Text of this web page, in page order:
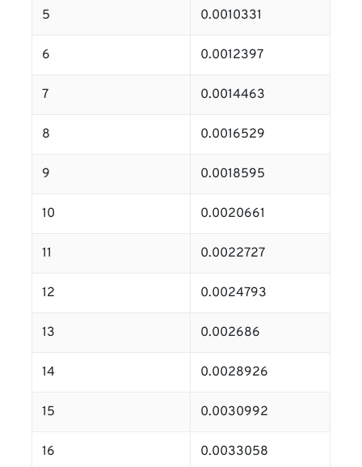
5 0.0010331
6 0.0012397
7 0.0014463
8 0.0016529
9 0.0018595
10 0.0020661
11 0.0022727
12 0.0024793
13 0.002686
14 0.0028926
15 0.0030992
16 0.0033058